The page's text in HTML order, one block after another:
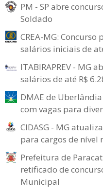
PM - SP abre
Soldado
CREA-MG:
salários iniciais de
ITABIRAPREV - MG
salários de até R$
DMAE de
com vagas para
CIDASG - MG
para cargos de nível
Prefeitura de
retificado de
Municipal